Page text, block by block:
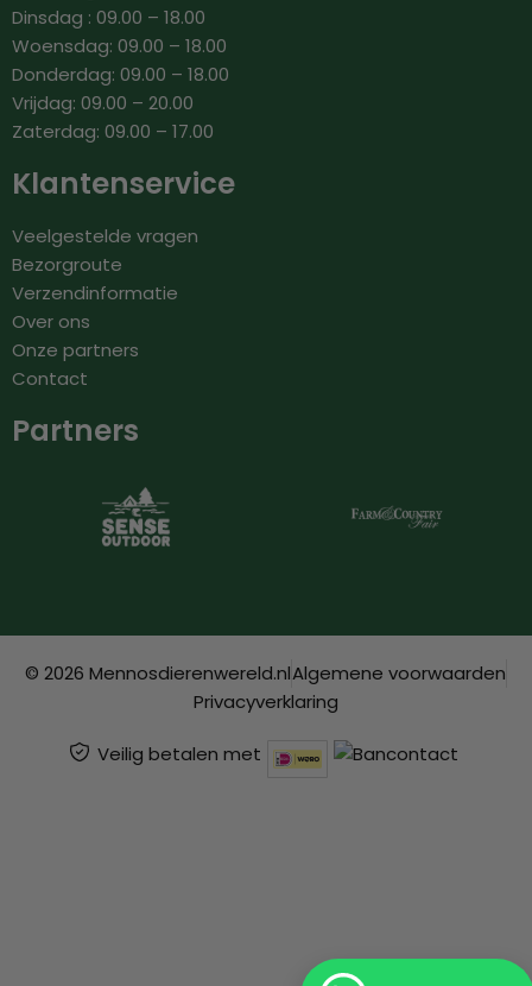
Dinsdag : 09.00 – 18.00
Woensdag: 09.00 – 18.00
Donderdag: 09.00 – 18.00
Vrijdag: 09.00 – 20.00
Zaterdag: 09.00 – 17.00
Klantenservice
Veelgestelde vragen
Bezorgroute
Verzendinformatie
Over ons
Onze partners
Contact
Partners
© 2026 Mennosdierenwereld.nlAlgemene voorwaarden
Privacyverklaring
Veilig betalen met